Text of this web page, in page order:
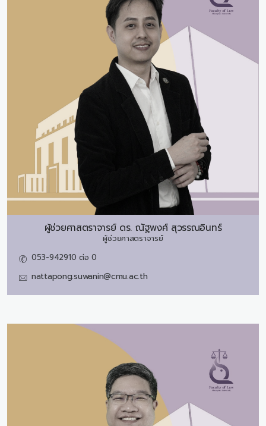
ผู้ช่วยศาสตราจารย์ ดร. ณัฐพงศ์ สุวรรณอินทร์
ผู้ช่วยศาสตราจารย์
053-942910 ต่อ 0
nattapong.suwanin@cmu.ac.th